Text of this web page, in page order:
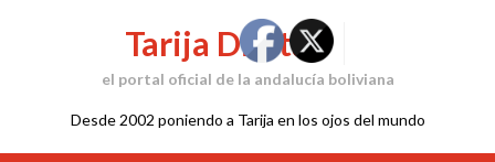
Tarija Digital
el portal oficial de la andalucía boliviana
Desde 2002 poniendo a Tarija en los ojos del mundo